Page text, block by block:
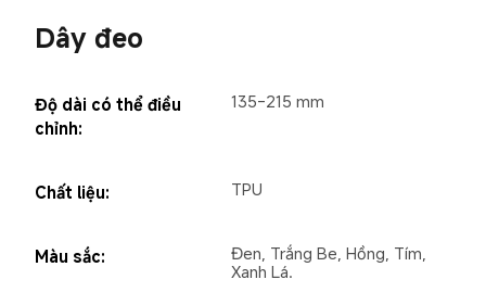
Dây đeo
Độ dài có thể điều
chỉnh:
135-215 mm
Chất liệu: TPU
Màu sắc:
Đen, Trắng Be, Hồng, Tím,
Xanh Lá.